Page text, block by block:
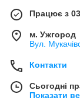
Працює з
м. Ужгород
Вул.
Контакти
Сьогодні
Показати